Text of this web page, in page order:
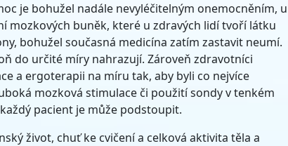
je bohužel nadále nevyléčitelným onemocněním, u
buněk, které u zdravých lidí tvoří látku
bohužel současná medicína zatím zastavit neumí.
do určité míry nahrazují. Zároveň zdravotníci
a ergoterapii na míru tak, aby byli co nejvíce
mozková stimulace či použití sondy v tenkém
pacient je může podstoupit.
život, chuť ke cvičení a celková aktivita těla a